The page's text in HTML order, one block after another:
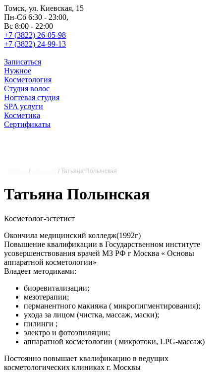
Томск, ул. Киевская, 15
Пн-Сб 6:30 - 23:00,
Вс 8:00 - 22:00
+7 (3822) 26-05-98
+7 (3822) 24-99-13
Записаться
Нужное
Косметология
Студия волос
Ногтевая студия
SPA услуги
Косметика
Сертификаты
/ / Татьяна Полынская
Татьяна Полынская
Косметолог-эстетист
Окончила медицинский колледж(1992г)
Повышение квалификации в Государственном институте
усовершенствования врачей МЗ РФ г Москва « Основы
аппаратной косметологии»
Владеет методиками:
биоревитализации;
мезотерапии;
перманентного макияжа ( микропигментирования);
ухода за лицом (чистка, массаж, маски);
пилинги ;
электро и фотоэпиляции;
аппаратной косметологии ( микротоки, LPG-массаж)
Постоянно повышает квалификацию в ведущих
косметологических клиниках г. Москвы